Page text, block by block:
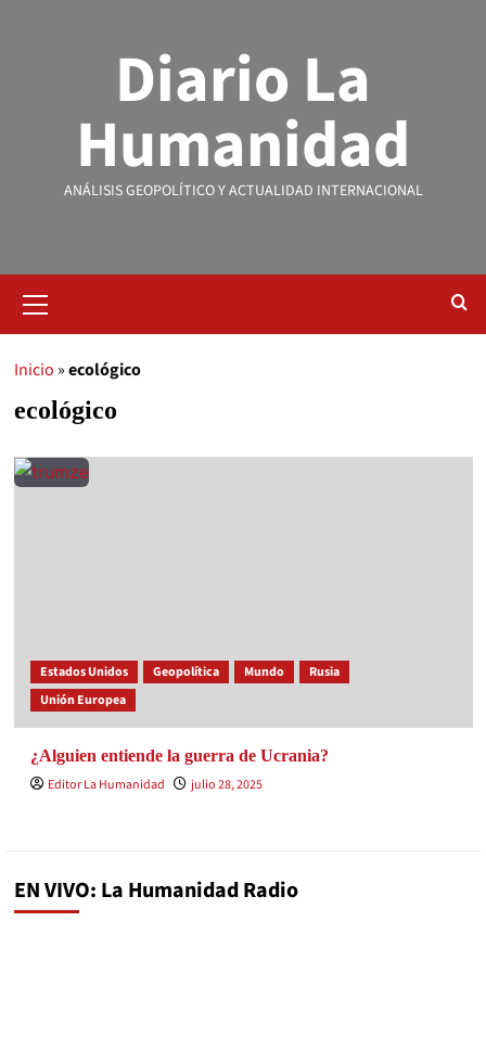
Diario La
Humanidad
ANÁLISIS GEOPOLÍTICO Y ACTUALIDAD INTERNACIONAL
Inicio »ecológico
ecológico
Estados Unidos Geopolítica Mundo
Rusia
Unión Europea
¿Alguien entiende la guerra de Ucrania?
Editor La Humanidad
julio 28, 2025
EN VIVO: La Humanidad Radio